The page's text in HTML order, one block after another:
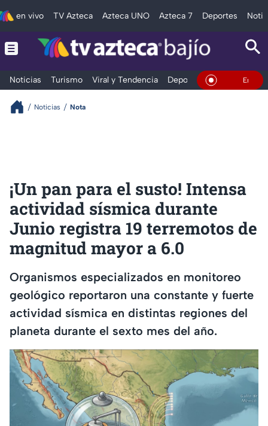
en vivo TV Azteca Azteca UNO Azteca 7 Deportes
Noticias Turismo Viral y Tendencia Deportes Espectáculos
En Vivo
Noticias Nota
¡Un pan para el susto! Intensa
actividad sísmica durante
Junio registra 19 terremotos de
magnitud mayor a 6.0
Organismos especializados en monitoreo
geológico reportaron una constante y fuerte
actividad sísmica en distintas regiones del
planeta durante el sexto mes del año.